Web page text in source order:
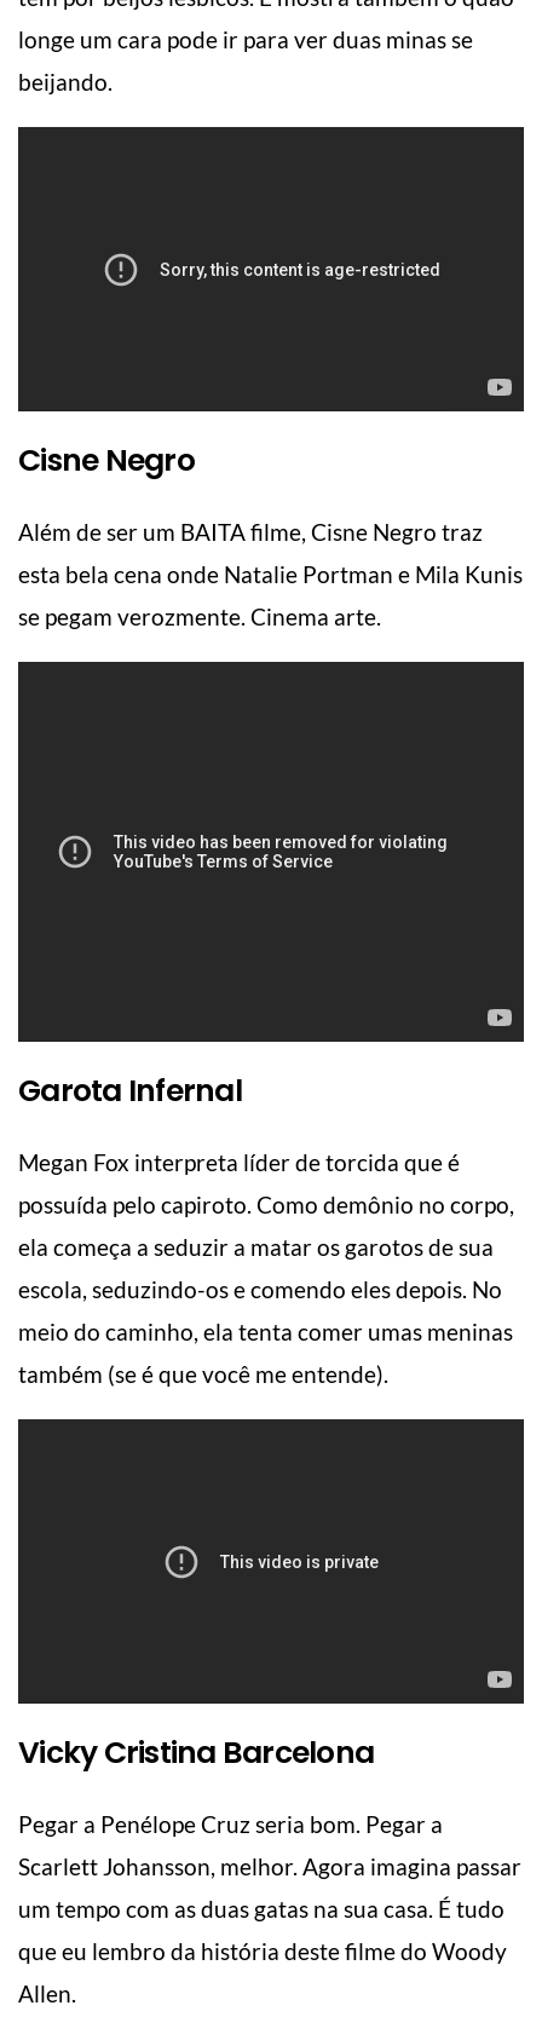
longe um cara pode ir para ver duas minas se
beijando.
Cisne Negro
Além de ser um BAITA filme, Cisne Negro traz
esta bela cena onde Natalie Portman e Mila Kunis
se pegam verozmente. Cinema arte.
Garota Infernal
Megan Fox interpreta líder de torcida que é
possuída pelo capiroto. Como demônio no corpo,
ela começa a seduzir a matar os garotos de sua
escola, seduzindo-os e comendo eles depois. No
meio do caminho, ela tenta comer umas meninas
também (se é que você me entende).
Vicky Cristina Barcelona
Pegar a Penélope Cruz seria bom. Pegar a
Scarlett Johansson, melhor. Agora imagina passar
um tempo com as duas gatas na sua casa. É tudo
que eu lembro da história deste filme do Woody
Allen.